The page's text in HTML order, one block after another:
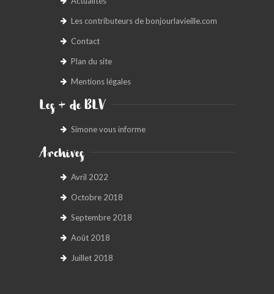
BONJOURLAVIEILLE ?
COMMENT FONCTIONNE BLV ?
Les contributeurs de bonjourlavieille.com
Contact
Plan du site
Mentions légales
Les + de BLV
Simone vous informe
Archives
Avril 2022
Octobre 2018
Septembre 2018
Août 2018
Juillet 2018